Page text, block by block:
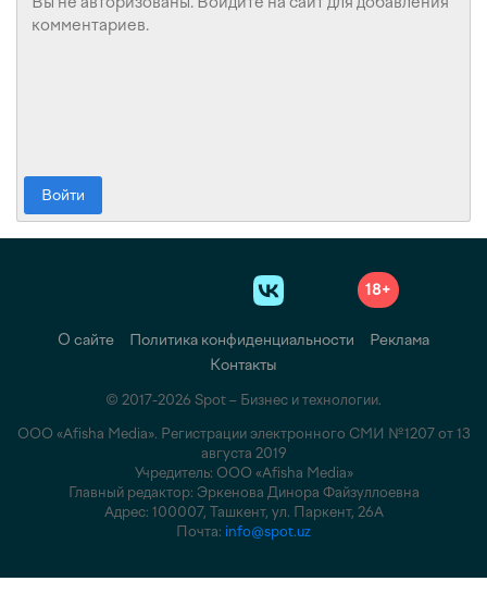
Войти
18+
О сайте Политика конфиденциальности
Реклама
Контакты
© 2017-2026 Spot – Бизнес и технологии.
ООО «Afisha Media». Регистрации электронного СМИ №1207 от 13
августа 2019
Учредитель: ООО «Afisha Media»
Главный редактор: Эркенова Динора Файзуллоевна
Адрес: 100007, Ташкент, ул. Паркент, 26А
Почта: info@spot.uz